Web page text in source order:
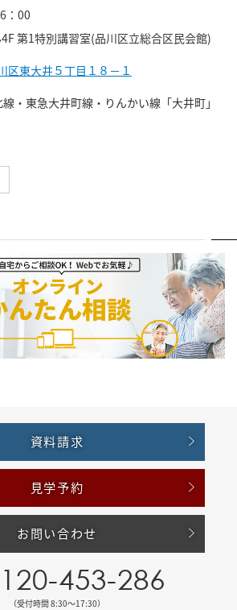
00
1特別講習室(品川区立総合区民会館)
区東大井５丁目１８−１
・東急大井町線・りんかい線「大井町」
資料請求
見学予約
お問い合わせ
453-286
（受付時間 8:30〜17:30）